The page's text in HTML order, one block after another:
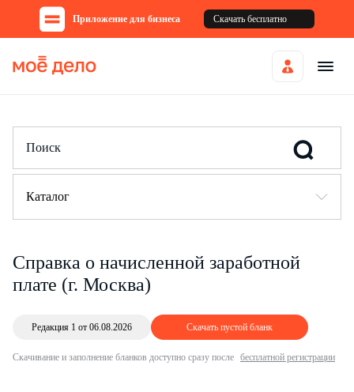
Приложение для бизнеса Скачать бесплатно
Каталог
Справка о начисленной заработной
плате (г. Москва)
Редакция 1 от 06.08.2026 Скачать пустой бланк
Скачивание и заполнение бланков доступно сразу после бесплатной регистрации